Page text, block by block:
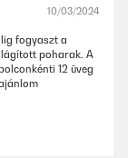
10/03/2024
fogyaszt a
poharak. A
12 üveg